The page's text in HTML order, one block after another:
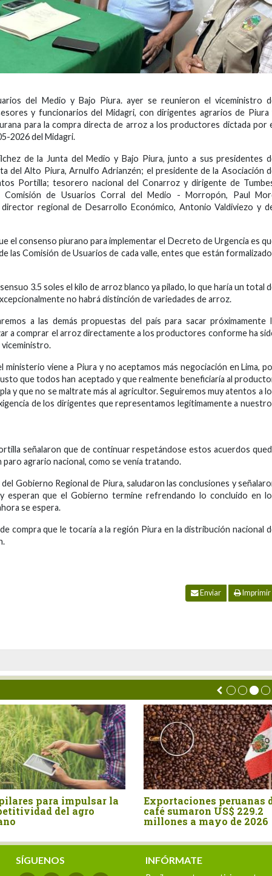
del Medio y Bajo Piura. ayer se reunieron el viceministro
y funcionarios del Midagri, con dirigentes agrarios de Piura
para la compra directa de arroz a los productores dictada por
2026 del Midagri.
de la Junta del Medio y Bajo Piura, junto a sus presidentes
del Alto Piura, Arnulfo Adrianzén; el presidente de la Asociación
Portilla; tesorero nacional del Conarroz y dirigente de
Comisión de Usuarios Corral del Medio - Morropón, Paul
regional de Desarrollo Económico, Antonio Valdiviezo y
el consenso piurano para implementar el Decreto de Urgencia es
las Comisión de Usuarios de cada valle, entes que están
3.5 soles el kilo de arroz blanco ya pilado, lo que haría un total
no habrá distinción de variedades de arroz.
a las demás propuestas del país para sacar próximamente
a comprar el arroz directamente a los productores conforme ha
viceministro.
viene a Piura y no aceptamos más negociación en Lima,
que todos han aceptado y que realmente beneficiaría al
y que no se maltrate más al agricultor. Seguiremos muy atentos a
de los dirigentes que representamos legítimamente a
señalaron que de continuar respetándose estos acuerdos
agrario nacional, como se venía tratando.
Gobierno Regional de Piura, saludaron las conclusiones y
que el Gobierno termine refrendando lo concluido en
se espera.
compra que le tocaría a la región Piura en la distribución nacional
Enviar Imprimir
la
Exportaciones peruanas de
café sumaron US$ 229.2
millones a mayo de 2026
Perú:
crecen
sector
velocidades
SÍGUENOS INFÓRMATE